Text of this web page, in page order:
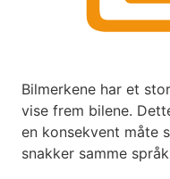
Bilmerkene har et
vise frem bilene.
en konsekvent måte
snakker samme